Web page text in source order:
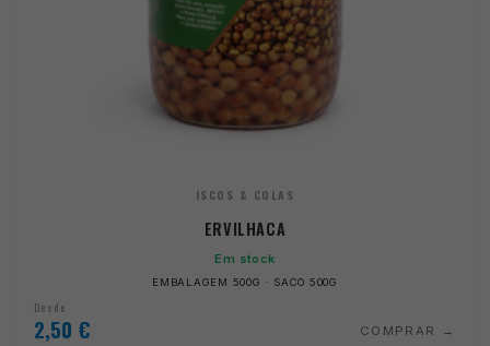
ISCOS & COLAS
ERVILHACA
Em stock
EMBALAGEM 500G · SACO 500G
Desde
2,50 € COMPRAR